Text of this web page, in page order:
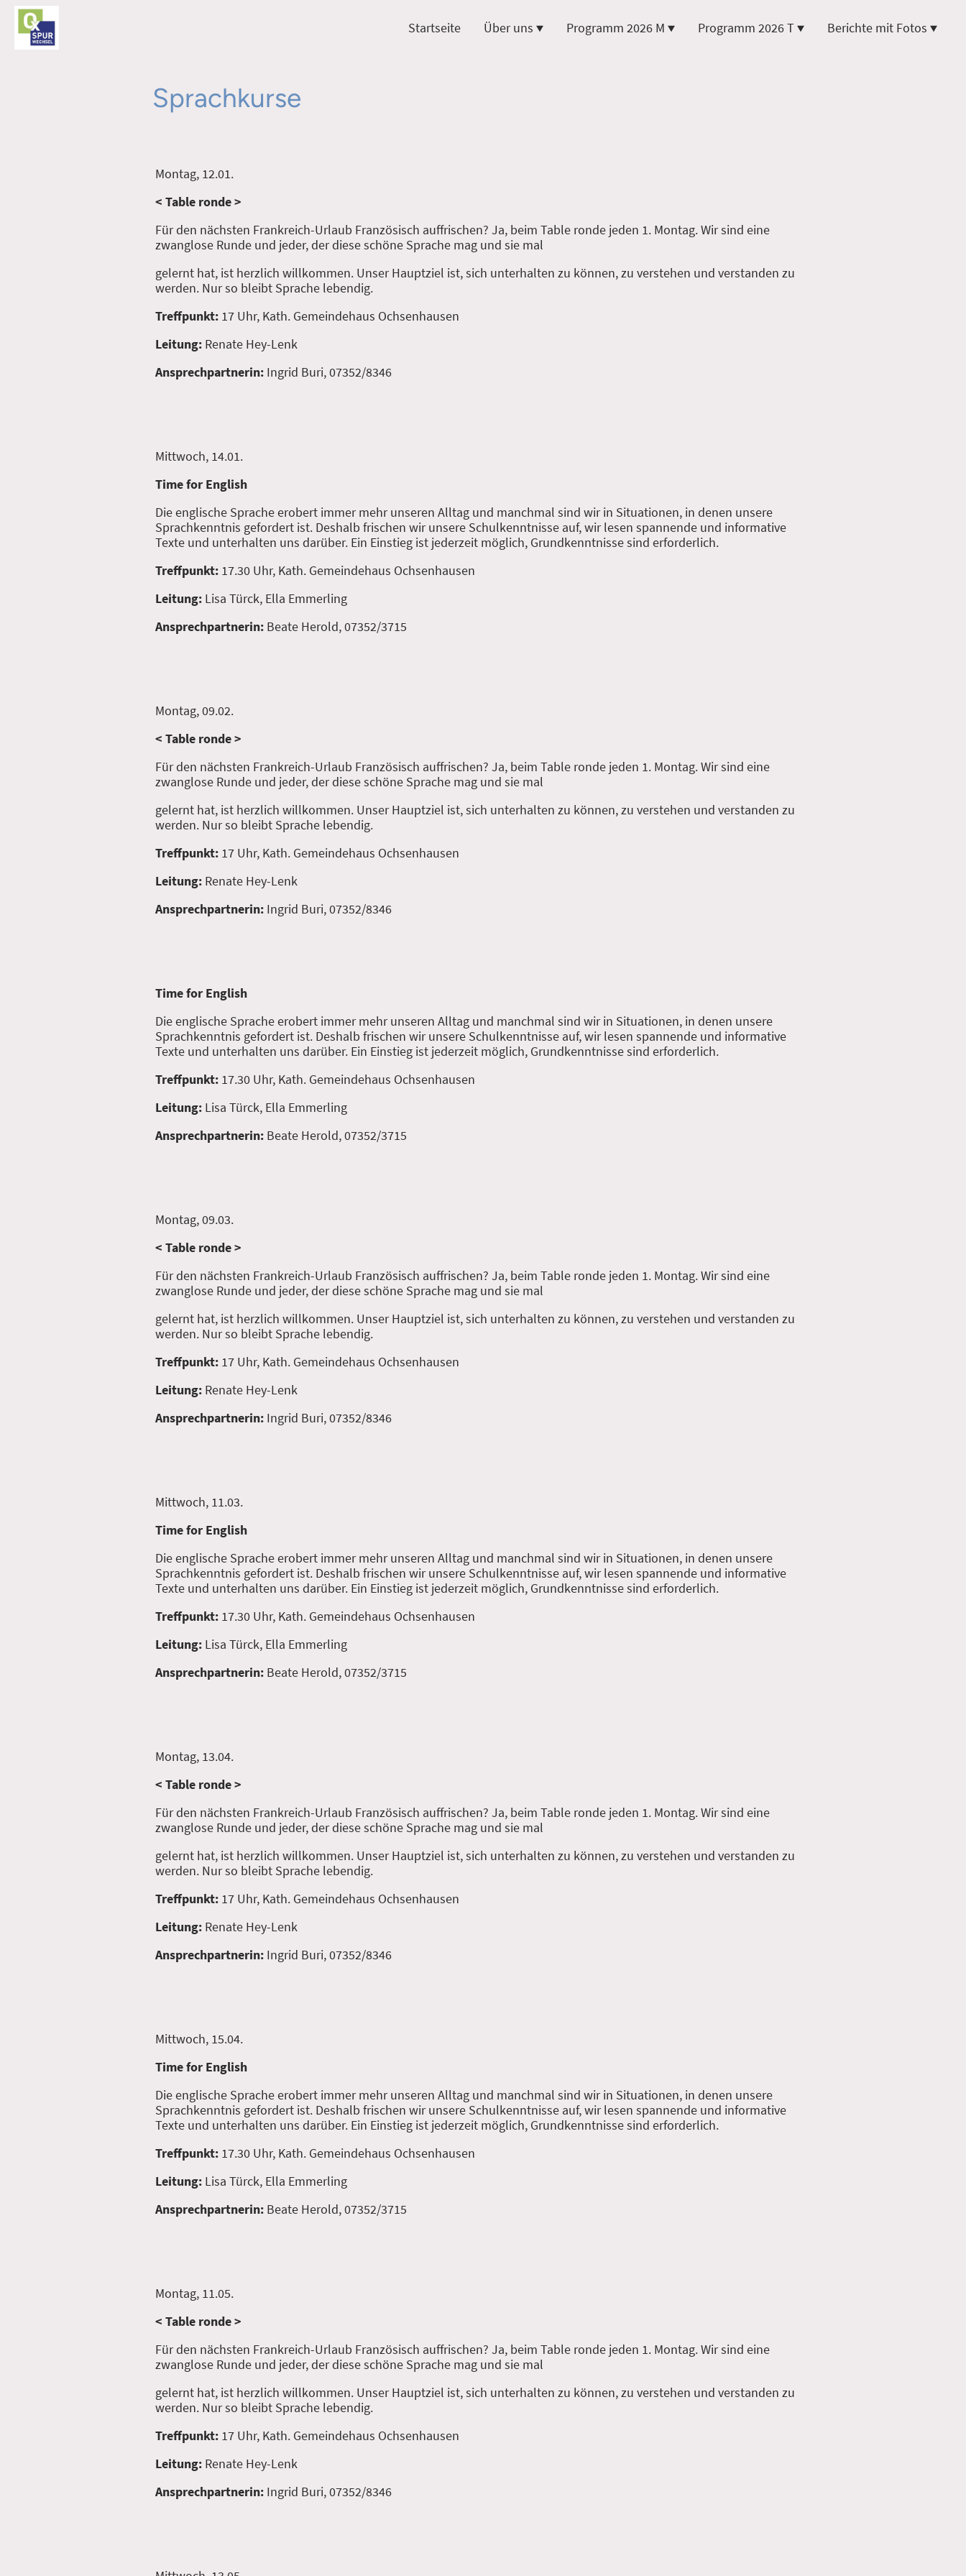
Startseite Über uns Programm 2026 M Programm 2026 T Berichte mit Fotos
Sprachkurse
Montag, 12.01.
< Table ronde >
Für den nächsten Frankreich-Urlaub Französisch auffrischen? Ja, beim Table ronde jeden 1. Montag. Wir sind eine
zwanglose Runde und jeder, der diese schöne Sprache mag und sie mal
gelernt hat, ist herzlich willkommen. Unser Hauptziel ist, sich unterhalten zu können, zu verstehen und verstanden zu
werden. Nur so bleibt Sprache lebendig.
Treffpunkt: 17 Uhr, Kath. Gemeindehaus Ochsenhausen
Leitung: Renate Hey-Lenk
Ansprechpartnerin: Ingrid Buri, 07352/8346
Mittwoch, 14.01.
Time for English
Die englische Sprache erobert immer mehr unseren Alltag und manchmal sind wir in Situationen, in denen unsere
Sprachkenntnis gefordert ist. Deshalb frischen wir unsere Schulkenntnisse auf, wir lesen spannende und informative
Texte und unterhalten uns darüber. Ein Einstieg ist jederzeit möglich, Grundkenntnisse sind erforderlich.
Treffpunkt: 17.30 Uhr, Kath. Gemeindehaus Ochsenhausen
Leitung: Lisa Türck, Ella Emmerling
Ansprechpartnerin: Beate Herold, 07352/3715
Montag, 09.02.
< Table ronde >
Für den nächsten Frankreich-Urlaub Französisch auffrischen? Ja, beim Table ronde jeden 1. Montag. Wir sind eine
zwanglose Runde und jeder, der diese schöne Sprache mag und sie mal
gelernt hat, ist herzlich willkommen. Unser Hauptziel ist, sich unterhalten zu können, zu verstehen und verstanden zu
werden. Nur so bleibt Sprache lebendig.
Treffpunkt: 17 Uhr, Kath. Gemeindehaus Ochsenhausen
Leitung: Renate Hey-Lenk
Ansprechpartnerin: Ingrid Buri, 07352/8346
Time for English
Die englische Sprache erobert immer mehr unseren Alltag und manchmal sind wir in Situationen, in denen unsere
Sprachkenntnis gefordert ist. Deshalb frischen wir unsere Schulkenntnisse auf, wir lesen spannende und informative
Texte und unterhalten uns darüber. Ein Einstieg ist jederzeit möglich, Grundkenntnisse sind erforderlich.
Treffpunkt: 17.30 Uhr, Kath. Gemeindehaus Ochsenhausen
Leitung: Lisa Türck, Ella Emmerling
Ansprechpartnerin: Beate Herold, 07352/3715
Montag, 09.03.
< Table ronde >
Für den nächsten Frankreich-Urlaub Französisch auffrischen? Ja, beim Table ronde jeden 1. Montag. Wir sind eine
zwanglose Runde und jeder, der diese schöne Sprache mag und sie mal
gelernt hat, ist herzlich willkommen. Unser Hauptziel ist, sich unterhalten zu können, zu verstehen und verstanden zu
werden. Nur so bleibt Sprache lebendig.
Treffpunkt: 17 Uhr, Kath. Gemeindehaus Ochsenhausen
Leitung: Renate Hey-Lenk
Ansprechpartnerin: Ingrid Buri, 07352/8346
Mittwoch, 11.03.
Time for English
Die englische Sprache erobert immer mehr unseren Alltag und manchmal sind wir in Situationen, in denen unsere
Sprachkenntnis gefordert ist. Deshalb frischen wir unsere Schulkenntnisse auf, wir lesen spannende und informative
Texte und unterhalten uns darüber. Ein Einstieg ist jederzeit möglich, Grundkenntnisse sind erforderlich.
Treffpunkt: 17.30 Uhr, Kath. Gemeindehaus Ochsenhausen
Leitung: Lisa Türck, Ella Emmerling
Ansprechpartnerin: Beate Herold, 07352/3715
Montag, 13.04.
< Table ronde >
Für den nächsten Frankreich-Urlaub Französisch auffrischen? Ja, beim Table ronde jeden 1. Montag. Wir sind eine
zwanglose Runde und jeder, der diese schöne Sprache mag und sie mal
gelernt hat, ist herzlich willkommen. Unser Hauptziel ist, sich unterhalten zu können, zu verstehen und verstanden zu
werden. Nur so bleibt Sprache lebendig.
Treffpunkt: 17 Uhr, Kath. Gemeindehaus Ochsenhausen
Leitung: Renate Hey-Lenk
Ansprechpartnerin: Ingrid Buri, 07352/8346
Mittwoch, 15.04.
Time for English
Die englische Sprache erobert immer mehr unseren Alltag und manchmal sind wir in Situationen, in denen unsere
Sprachkenntnis gefordert ist. Deshalb frischen wir unsere Schulkenntnisse auf, wir lesen spannende und informative
Texte und unterhalten uns darüber. Ein Einstieg ist jederzeit möglich, Grundkenntnisse sind erforderlich.
Treffpunkt: 17.30 Uhr, Kath. Gemeindehaus Ochsenhausen
Leitung: Lisa Türck, Ella Emmerling
Ansprechpartnerin: Beate Herold, 07352/3715
Montag, 11.05.
< Table ronde >
Für den nächsten Frankreich-Urlaub Französisch auffrischen? Ja, beim Table ronde jeden 1. Montag. Wir sind eine
zwanglose Runde und jeder, der diese schöne Sprache mag und sie mal
gelernt hat, ist herzlich willkommen. Unser Hauptziel ist, sich unterhalten zu können, zu verstehen und verstanden zu
werden. Nur so bleibt Sprache lebendig.
Treffpunkt: 17 Uhr, Kath. Gemeindehaus Ochsenhausen
Leitung: Renate Hey-Lenk
Ansprechpartnerin: Ingrid Buri, 07352/8346